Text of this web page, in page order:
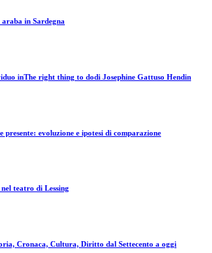
in Sardegna
inThe right thing to dodi Josephine Gattuso Hendin
presente: evoluzione e ipotesi di comparazione
teatro di Lessing
Cronaca, Cultura, Diritto dal Settecento a oggi